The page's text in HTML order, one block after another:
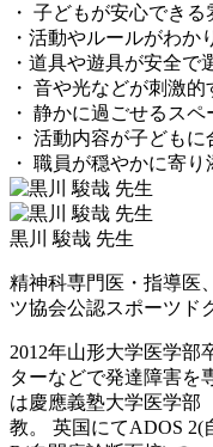
・ 子どもが安心でき
・活動やルールがわか
・道具や遊具が安全で
・ 音や光などが刺激
・ 静かに過ごせるス
・ 活動内容が子ども
・ 職員が穏やかに寄
黒川 駿哉 先生
精神科専門医・指導医
ツ協会公認スポーツド
2012年山形大学医学部
ターなどで発達障害を
は慶應義塾大学医学
教。 英国にてADOS